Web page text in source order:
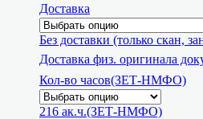
Доставка
Без доставки (только скан,
Доставка физ. оригинала
Кол-во часов(ЗЕТ-НМФО)
216 ак.ч.(ЗЕТ-НМФО)